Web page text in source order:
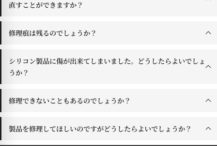
直すことができますか？
修理痕は残るのでしょうか？
シリコン製品に傷が出来てしまいました。どうしたらよいでしょ
うか？
修理できないこともあるのでしょうか？
製品を修理してほしいのですがどうしたらよいでしょうか？